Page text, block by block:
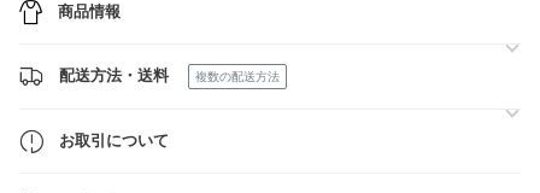
◆お探しのアイテムがございましたら指名リクエストからお気軽にお問
◇ご注文の前に必ず【お取引について】をお読み下さい。
商品情報
配送方法・送料 複数の配送方法
お取引について